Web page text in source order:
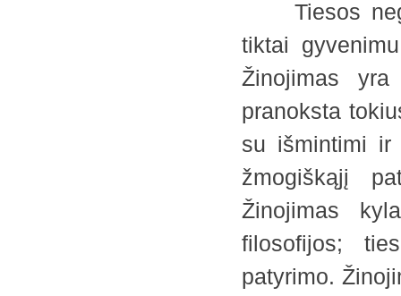
Tiesos
tiktai
Žinojimas
pranoksta
su išmintimi ir
žmogiškąjį
Žinojimas
filosofijos;
patyrimo.